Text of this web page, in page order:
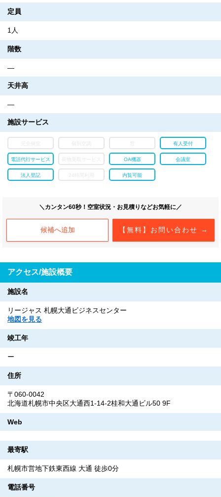
定員
1人
階数
―
天井高
―
施設サービス
完全個室 個別空調 有人受付
電話代行サービス OA機器 会議室
法人登記 24時間利用 内覧可能
＼カンタン60秒！空室状況・お見積りなどお気軽に／
【無料】お問い合わせ →
候補へ追加
アクセス/施設概要
施設名
リージャス 札幌大通ビジネスセンター
地図を見る
竣工年
ー
住所
〒060-0042
北海道札幌市中央区大通西1-14-2桂和大通ビル50 9F
Web
最寄駅
札幌市営地下鉄東西線 大通 徒歩0分
電話番号